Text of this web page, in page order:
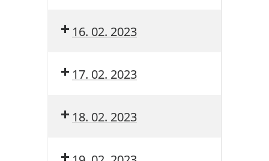
16. 02. 2023
17. 02. 2023
18. 02. 2023